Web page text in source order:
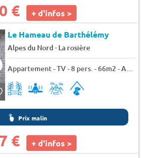
€ + d'infos >
Le Hameau de Barthélémy
Alpes du Nord- La rosière
Appartement - TV - 8 pers. - 66m2 - Animaux admis
Prix malin
€ + d'infos >